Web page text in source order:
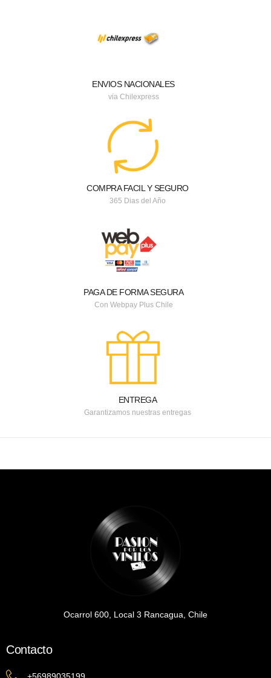
ENVIOS NACIONALES
via Chilexpress
COMPRA FACIL Y SEGURO
365 Dias del Año
PAGA DE FORMA SEGURA
Con Webpay Plus Chile
ENTREGA
Garantizamos nuestras entregas
Ocarrol 600, Local 3 Rancagua, Chile
Contacto
+56989035199